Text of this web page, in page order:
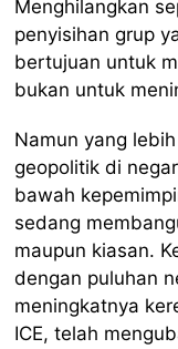
Menghilangkan
penyisihan grup
bertujuan untuk
bukan untuk
Namun yang
geopolitik di
bawah
sedang
maupun kiasan.
dengan puluhan
meningkatnya
ICE, telah